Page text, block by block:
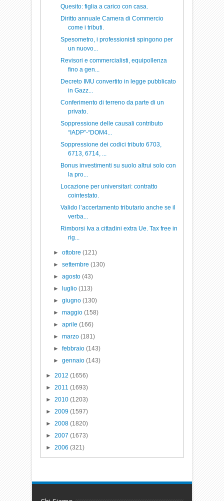
Quesito: figlia a carico con casa.
Diritto annuale Camera di Commercio
come i tributi.
Spesometro, i professionisti spingono per
un nuovo...
Revisori e commercialisti, equipollenza
fino a gen...
Decreto IMU convertito in legge pubblicato
in Gazz...
Conferimento di terreno da parte di un
privato.
Soppressione delle causali contributo
“IADP”-“DOM4...
Soppressione dei codici tributo 6703,
6713, 6714, ...
Bonus investimenti su suolo altrui solo con
la pro...
Locazione per universitari: contratto
cointestato.
Valido l’accertamento tributario anche se il
verba...
Rimborsi Iva a cittadini extra Ue. Tax free in
rig...
► ottobre (121)
► settembre (130)
► agosto (43)
►
luglio (113)
► giugno (130)
► maggio (158)
► aprile (166)
► marzo (181)
► febbraio (143)
► gennaio (143)
►2012(1656)
►2011(1693)
►2010(1203)
►2009(1597)
►2008(1820)
►2007(1673)
►2006(321)